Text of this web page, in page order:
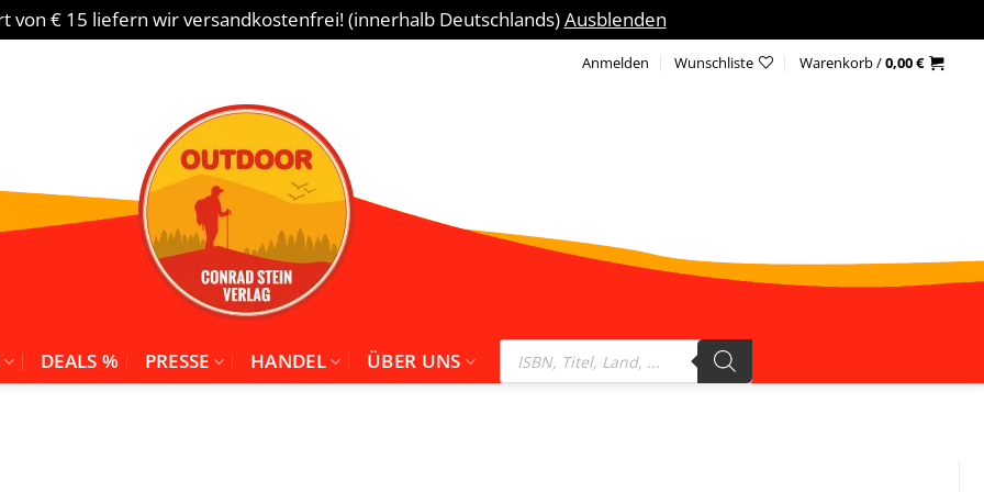
von € 15 liefern wir versandkostenfrei! (innerhalb Deutschlands)Ausblenden
Anmelden Wunschliste Warenkorb /0,00€
DEALS % PRESSE HANDEL ÜBER UNS
Products
search